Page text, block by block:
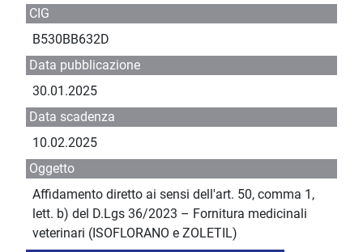
CIG
B530BB632D
Data pubblicazione
30.01.2025
Data scadenza
10.02.2025
Oggetto
Affidamento diretto ai sensi dell'art. 50, comma 1,
lett. b) del D.Lgs 36/2023 – Fornitura medicinali
veterinari (ISOFLORANO e ZOLETIL)